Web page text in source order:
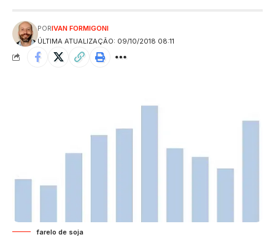
ÚLTIMA ATUALIZAÇÃO: 09/10/2018 08:11
PORIVAN FORMIGONI
farelo de soja